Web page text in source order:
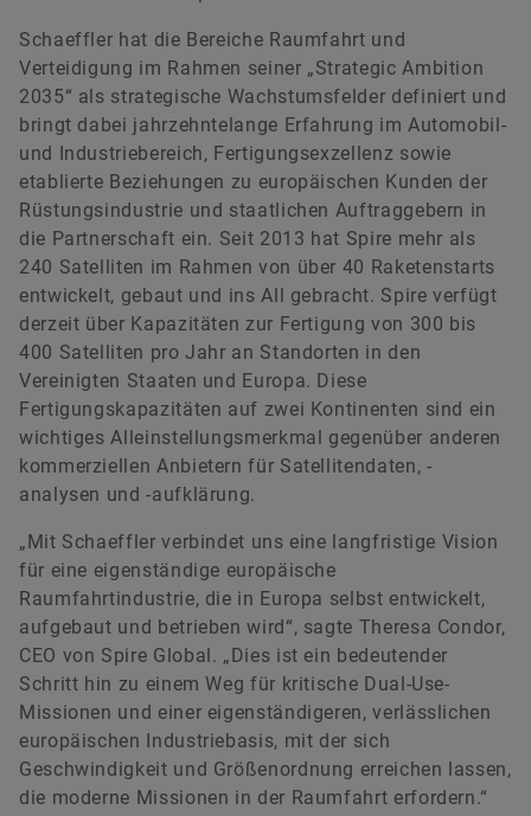
Benjamin Hackman
Head of Investor Relations
Benjamin.Hackman@spire.com
Schaeffler hat die Bereiche Raumfahrt und
Verteidigung im Rahmen seiner „Strategic Ambition
2035“ als strategische Wachstumsfelder definiert und
bringt dabei jahrzehntelange Erfahrung im Automobil-
und Industriebereich, Fertigungsexzellenz sowie
etablierte Beziehungen zu europäischen Kunden der
Rüstungsindustrie und staatlichen Auftraggebern in
die Partnerschaft ein. Seit 2013 hat Spire mehr als
240 Satelliten im Rahmen von über 40 Raketenstarts
entwickelt, gebaut und ins All gebracht. Spire verfügt
derzeit über Kapazitäten zur Fertigung von 300 bis
400 Satelliten pro Jahr an Standorten in den
Vereinigten Staaten und Europa. Diese
Fertigungskapazitäten auf zwei Kontinenten sind ein
wichtiges Alleinstellungsmerkmal gegenüber anderen
kommerziellen Anbietern für Satellitendaten, -
analysen und -aufklärung.
„Mit Schaeffler verbindet uns eine langfristige Vision
für eine eigenständige europäische
Raumfahrtindustrie, die in Europa selbst entwickelt,
aufgebaut und betrieben wird“, sagte Theresa Condor,
CEO von Spire Global. „Dies ist ein bedeutender
Schritt hin zu einem Weg für kritische Dual-Use-
Missionen und einer eigenständigeren, verlässlichen
europäischen Industriebasis, mit der sich
Geschwindigkeit und Größenordnung erreichen lassen,
die moderne Missionen in der Raumfahrt erfordern.“